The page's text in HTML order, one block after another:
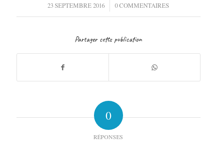
23 SEPTEMBRE 2016
/ 0 COMMENTAIRES
Partager cette publication
0
RÉPONSES